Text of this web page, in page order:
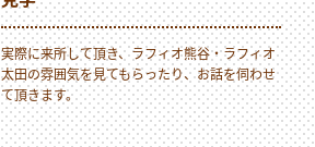
実際に来所して頂き、ラフィオ熊谷・ラフィオ
太田の雰囲気を見てもらったり、お話を伺わせ
て頂きます。